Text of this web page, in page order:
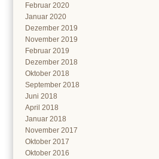
Februar 2020
Januar 2020
Dezember 2019
November 2019
Februar 2019
Dezember 2018
Oktober 2018
September 2018
Juni 2018
April 2018
Januar 2018
November 2017
Oktober 2017
Oktober 2016